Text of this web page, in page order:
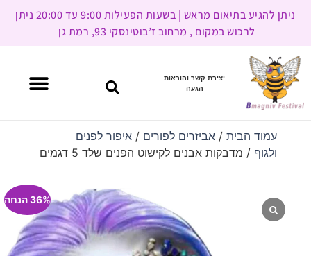
ניתן להגיע בתיאום מראש | בשעות הפעילות 9:00 עד 20:00 ניתן
לרכוש במקום , מרחוב ז’בוטינסקי 93, רמת גן
יצירת קשר והוראות
הגעה
עמוד הבית/ אביזרים לפורים / איפור לפנים
ולגוף / מדבקות אבנים לקישוט הפנים שלד 5 דגמים
36% הנחה